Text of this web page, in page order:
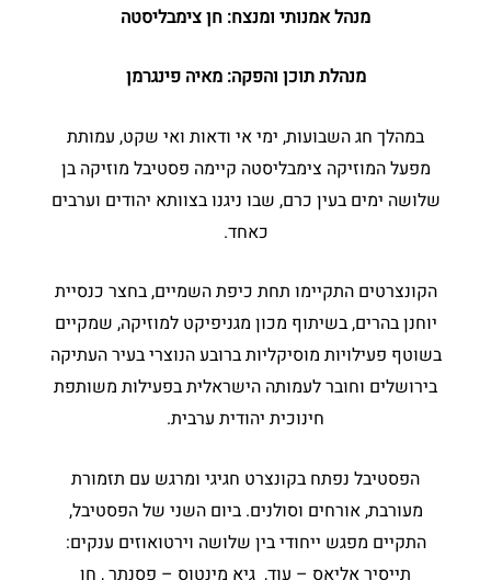
מנהל אמנותי ומנצח: חן צימבליסטה
מנהלת תוכן והפקה: מאיה פינגרמן
במהלך חג השבועות, ימי אי ודאות ואי שקט, עמותת
מפעל המוזיקה צימבליסטה קיימה פסטיבל מוזיקה בן
שלושה ימים בעין כרם, שבו ניגנו בצוותא יהודים וערבים
כאחד.
הקונצרטים התקיימו תחת כיפת השמיים, בחצר כנסיית
יוחנן בהרים, בשיתוף מכון מגניפיקט למוזיקה, שמקיים
בשוטף פעילויות מוסיקליות ברובע הנוצרי בעיר העתיקה
בירושלים וחובר לעמותה הישראלית בפעילות משותפת
חינוכית יהודית ערבית.
הפסטיבל נפתח בקונצרט חגיגי ומרגש עם תזמורת
מעורבת, אורחים וסולנים. ביום השני של הפסטיבל,
התקיים מפגש ייחודי בין שלושה וירטואוזים ענקים:
תייסיר אליאס – עוּד, גיא מינטוס – פסנתר , חן